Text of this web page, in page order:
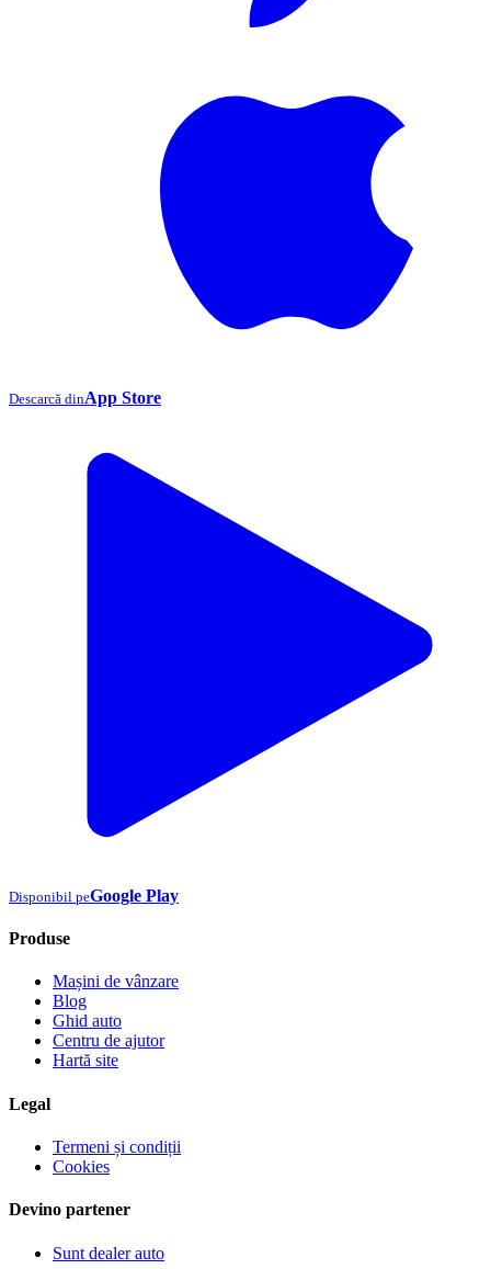
Descarcă dinApp Store
Disponibil peGoogle Play
Produse
Mașini de vânzare
Blog
Ghid auto
Centru de ajutor
Hartă site
Legal
Termeni și condiții
Cookies
Devino partener
Sunt dealer auto